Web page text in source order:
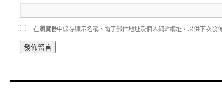
在瀏覽器中儲存顯示名稱、電子郵件地址及個人網站網址，以供下次發